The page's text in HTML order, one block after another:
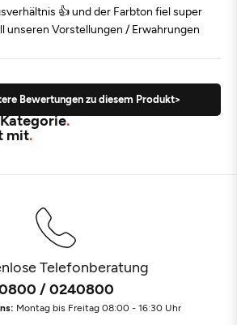
👍 und der Farbton fiel super
unseren Vorstellungen / Erwahrungen
Bewertungen zu diesem Produkt>
mit
Telefonberatung
/ 0240800
Montag bis Freitag 08:00 - 16:30 Uhr